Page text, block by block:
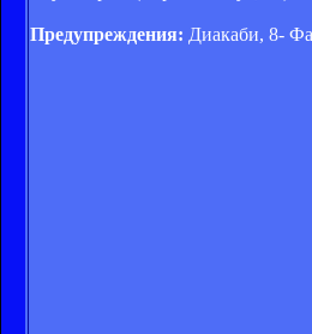
Предупреждения: Диакаби, 8-